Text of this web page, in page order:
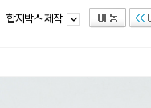
합지박스 제작